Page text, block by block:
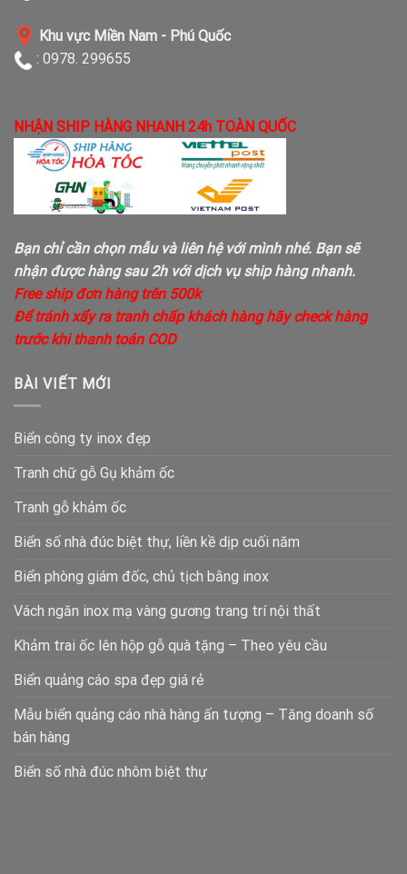
Khu vực Miền Nam - Phú Quốc
: 0978. 299655
NHẬN SHIP HÀNG NHANH 24h TOÀN QUỐC
Bạn chỉ cần chọn mẫu và liên hệ với mình nhé. Bạn sẽ
nhận được hàng sau 2h với dịch vụ ship hàng nhanh.
Free ship đơn hàng trên 500k
Để tránh xẩy ra tranh chấp khách hàng hãy check hàng
trước khi thanh toán COD
BÀI VIẾT MỚI
Biển công ty inox đẹp
Tranh chữ gỗ Gụ khảm ốc
Tranh gỗ khảm ốc
Biển số nhà đúc biệt thự, liền kề dịp cuối năm
Biển phòng giám đốc, chủ tịch bằng inox
Vách ngăn inox mạ vàng gương trang trí nội thất
Khảm trai ốc lên hộp gỗ quà tặng – Theo yêu cầu
Biển quảng cáo spa đẹp giá rẻ
Mẫu biển quảng cáo nhà hàng ấn tượng – Tăng doanh số
bán hàng
Biển số nhà đúc nhôm biệt thự